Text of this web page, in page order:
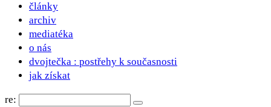
články
archiv
mediatéka
o nás
dvojtečka : postřehy k současnosti
jak získat
re: